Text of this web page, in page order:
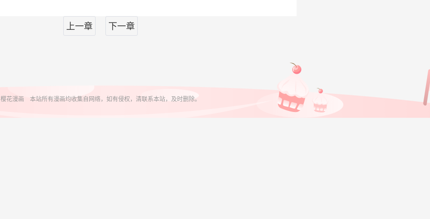
上一章 下一章
樱花漫画 本站所有漫画均收集自网络，如有侵权，清联系本站，及时删除。